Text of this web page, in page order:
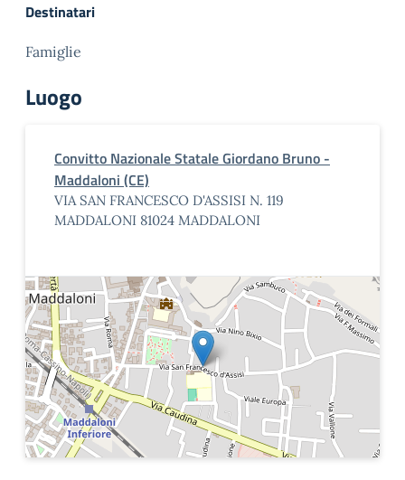
Destinatari
Famiglie
Luogo
Convitto Nazionale Statale Giordano Bruno -
Maddaloni (CE)
VIA SAN FRANCESCO D'ASSISI N. 119
MADDALONI 81024 MADDALONI